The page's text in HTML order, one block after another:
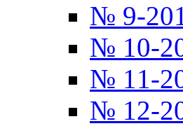
№ 9-
№ 10-
№ 11-
№ 12-